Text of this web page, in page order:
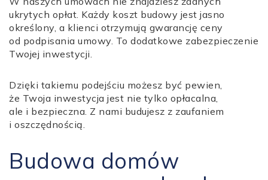
ukrytych opłat. Każdy koszt budowy jest jasno
określony, a klienci otrzymują gwarancję ceny
od podpisania umowy. To dodatkowe zabezpieczenie
Twojej inwestycji.
Dzięki takiemu podejściu możesz być pewien,
że Twoja inwestycja jest nie tylko opłacalna,
ale i bezpieczna. Z nami budujesz z zaufaniem
i oszczędnością.
Budowa domów